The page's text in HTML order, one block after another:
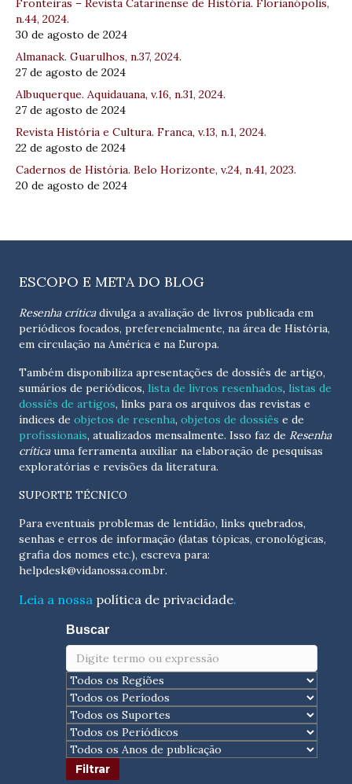
Fronteiras – Revista Catarinense de História. Florianópolis,
n.44, 2024.
30 de agosto de 2024
Almanack. Guarulhos, n.37, 2024.
27 de agosto de 2024
Albuquerque. Aquidauana, v.16, n.31, 2024.
27 de agosto de 2024
Revista História e Cultura. Franca, v.13, n.1, 2024.
22 de agosto de 2024
Cadernos de História. Belo Horizonte, v.24, n.41, 2023.
20 de agosto de 2024
ESCOPO E META DO BLOG
Resenha críticadivulga a avaliação de livros publicada em
periódicos focados, preferencialmente, na área de História,
em circulação na América e na Europa.
Também disponibiliza apresentações de dossiês de artigo,
sumários de periódicos, lista de livros resenhados, listas de
dossiês de artigos, links para os arquivos das revistas e
índices de objetos de resenha, objetos de dossiês e de
profissionais, atualizados mensalmente. Isso faz de Resenha
críticauma ferramenta auxiliar na elaboração de pesquisas
exploratórias e revisões da literatura.
SUPORTE TÉCNICO
Para eventuais problemas de lentidão, links quebrados,
senhas e erros de informação (datas tópicas, cronológicas,
helpdesk@vidanossa.com.br.
Leia a nossa política de privacidade.
Buscar